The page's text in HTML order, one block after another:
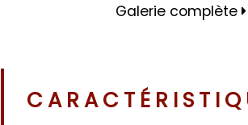
Galerie complète